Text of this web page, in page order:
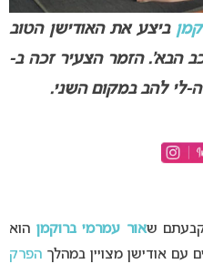
ביצע את האודישן הטוב
הבא’. הזמר הצעיר זכה ב-
.
שאור עמרמי ברוקמןהוא
אודישן מצויין במהלך הפרק